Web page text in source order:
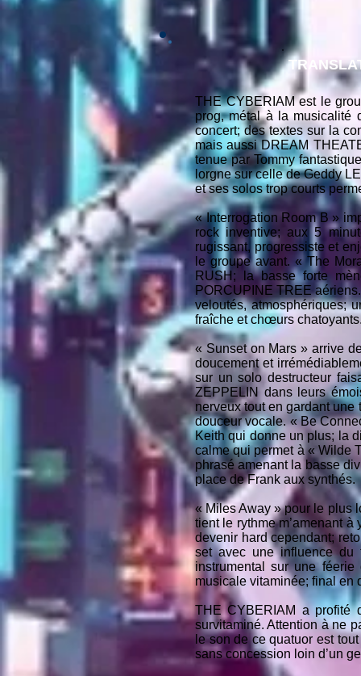
THE CYBERIAM est le
prog, métal à la musicalité
concert; des textes sur la
mais aussi DREAM
tenue par Tommy
lorgne sur celle de Geddy
et ses solos trop courts
« Interrogation Room B »
rock inventive; aux 5
rugissant, progressiste et
le groupe avant. « The
RUSH; la basse forte
PORCUPINE TREE
veloutés, atmosphériques;
fraîche et chœurs
« Sunset on Mars » arrive
doucement et
sur un solo destructeur
ZEPPELIN dans leurs
nerveux tout en gardant
douceur vocale. « Be
Keith qui donne un plus; la
calme qui permet à « Wilde
phrasé amenant la basse
place de Frank aux synthés.
« Miles Away » pour le plus
tient le rythme m’amenant
devenir hard cependant;
set avec une influence du
instrumental sur une
musicale vitaminée; final en
THE CYBERIAM a profité
survitaminé. Attention à ne
le son de ce quatuor est
sans concession loin d’un